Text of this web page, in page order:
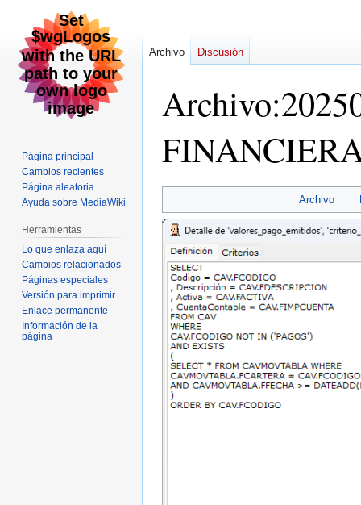
Archivo:
a
navegación
a
búsqueda
Archivo
Archivo Discusión
Página principal
Cambios recientes
Página aleatoria
Ayuda sobre MediaWiki
Herramientas
Lo que enlaza aquí
Cambios relacionados
Páginas especiales
Versión para imprimir
Enlace permanente
Información de la
página